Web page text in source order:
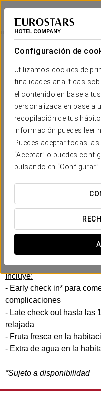
Configuración de
Utilizamos cookies de
finalidades analíticas
el contenido en base a
personalizada en base a
recopilación de tus
información puedes leer
Puedes aceptar todas
“Aceptar” o puedes
pulsando en “Configurar”.
Exe Cuenca
CUENCA
Experiencia Confort
15 €
Experiencia
Horarios flexibles, todo
agenda.
En el Exe Cuenca,
pensando en tu eficiencia
complicaciones.
Incluye:
- Early check in* para
complicaciones
- Late check out hasta las
relajada
- Fruta fresca en la
- Extra de agua en la
*Sujeto a disponibilidad